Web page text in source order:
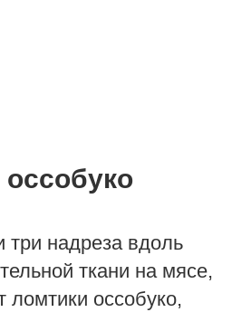
надреза вдоль
ткани на мясе,
ломтики оссобуко,